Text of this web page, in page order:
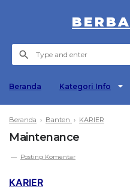
Beranda Kategori Info
Beranda › Banten › KARIER
Maintenance
Posting Komentar
KARIER